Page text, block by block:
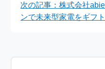
次の記事：株式会社
ンで未来型家電をギフ